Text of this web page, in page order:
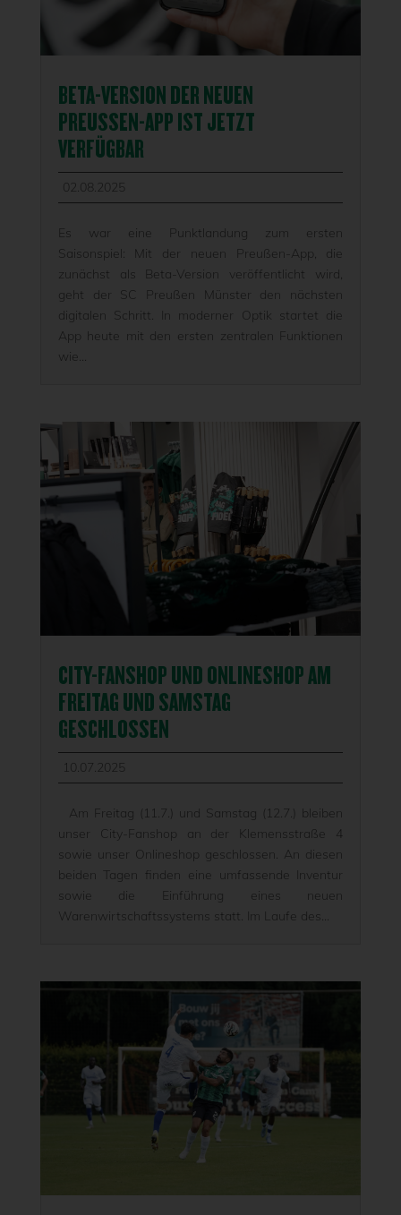
BETA-VERSION DER NEUEN
PREUSSEN-APP IST JETZT V
ERFÜGBAR
02.08.2025
Es war eine Punktlandung zum ersten
Saisonspiel: Mit der neuen Preußen-App, die
zunächst als Beta-Version veröffentlicht wird,
geht der SC Preußen Münster den nächsten
digitalen Schritt. In moderner Optik startet die
App heute mit den ersten zentralen Funktionen
wie...
CITY-FANSHOP UND ONLINESHOP AM
FREITAG UND SAMSTAG
GESCHLOSSEN
10.07.2025
Am Freitag (11.7.) und Samstag (12.7.) bleiben
unser City-Fanshop an der Klemensstraße 4
sowie unser Onlineshop geschlossen. An diesen
beiden Tagen finden eine umfassende Inventur
sowie die Einführung eines neuen
Warenwirtschaftssystems statt. Im Laufe des...